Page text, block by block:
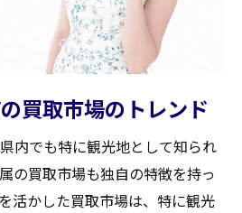
買取市場のトレンド
内でも特に観光地として知られ
の買取市場も独自の特徴を持っ
活かした買取市場は、特に観光